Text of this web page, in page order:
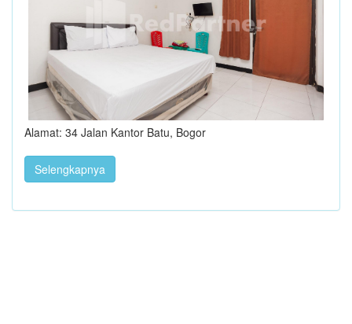
Alamat: 34 Jalan Kantor Batu, Bogor
Selengkapnya